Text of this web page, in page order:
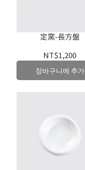
定窯-長方盤
NT$1,200
장바구니에 추가